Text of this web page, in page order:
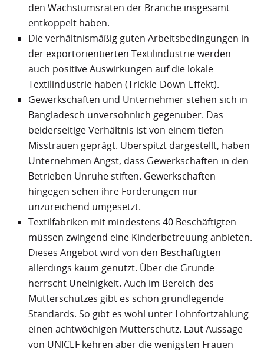
den Wachstumsraten der Branche insgesamt
entkoppelt haben.
Die verhältnismäßig guten Arbeitsbedingungen in
der exportorientierten Textilindustrie werden
auch positive Auswirkungen auf die lokale
Textilindustrie haben (Trickle-Down-Effekt).
Gewerkschaften und Unternehmer stehen sich in
Bangladesch unversöhnlich gegenüber. Das
beiderseitige Verhältnis ist von einem tiefen
Misstrauen geprägt. Überspitzt dargestellt, haben
Unternehmen Angst, dass Gewerkschaften in den
Betrieben Unruhe stiften. Gewerkschaften
hingegen sehen ihre Forderungen nur
unzureichend umgesetzt.
Textilfabriken mit mindestens 40 Beschäftigten
müssen zwingend eine Kinderbetreuung anbieten.
Dieses Angebot wird von den Beschäftigten
allerdings kaum genutzt. Über die Gründe
herrscht Uneinigkeit. Auch im Bereich des
Mutterschutzes gibt es schon grundlegende
Standards. So gibt es wohl unter Lohnfortzahlung
einen achtwöchigen Mutterschutz. Laut Aussage
von UNICEF kehren aber die wenigsten Frauen